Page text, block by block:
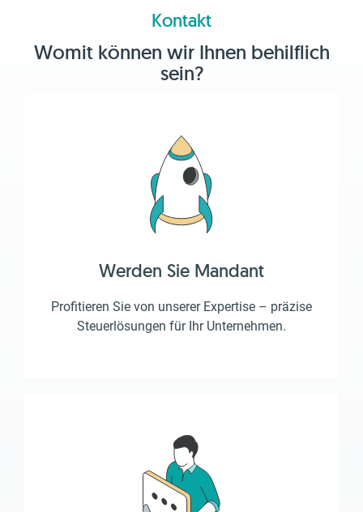
Kontakt
Womit können wir Ihnen behilflich
sein?
Werden Sie Mandant
Profitieren Sie von unserer Expertise – präzise
Steuerlösungen für Ihr Unternehmen.